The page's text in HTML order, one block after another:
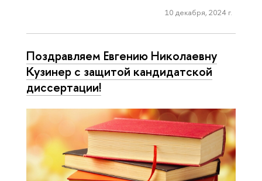
10 декабря, 2024 г.
Поздравляем Евгению Николаевну
Кузинер с защитой кандидатской
диссертации!